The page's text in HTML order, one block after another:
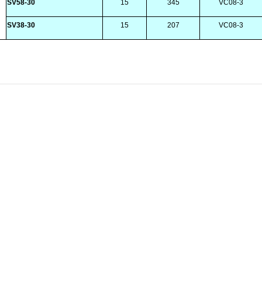
SV58-30 15 345 VC08-3
SV38-30 15 207 VC08-3